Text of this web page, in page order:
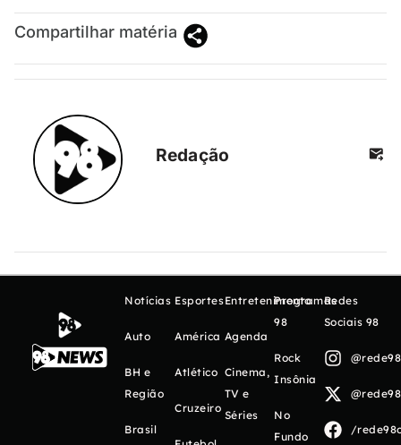
Compartilhar matéria
Redação
Notícias
Auto
BH e
Região
Brasil
Esportes
América
Atlético
Cruzeiro
Entretenimento
Agenda
Cinema,
TV e
Séries
Programas
98
Rock
Insônia
No
Fundo
Redes
Sociais 98
/